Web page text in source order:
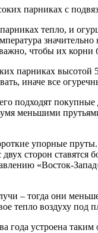
парниках с
тепло, и
чтобы их корни
парниках высотой
иначе все
подходят
меньшими
упорные
сторон
«Восток-
– тогда они
тепло воздуху под
года устроена